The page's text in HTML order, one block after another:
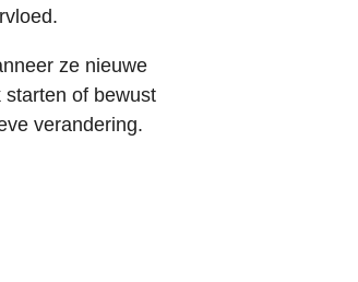
ze nieuwe
of bewust
verandering.